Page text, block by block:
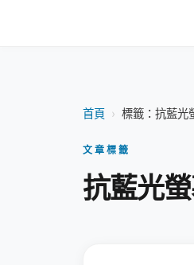
首頁 › 標籤：抗藍光
文章標籤
抗藍光